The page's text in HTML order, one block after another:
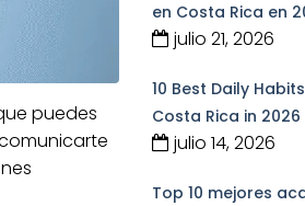
puedes
en Costa Rica en
julio 21, 2026
10 Best Daily
Costa Rica in 2026
julio 14, 2026
Top 10 mejores